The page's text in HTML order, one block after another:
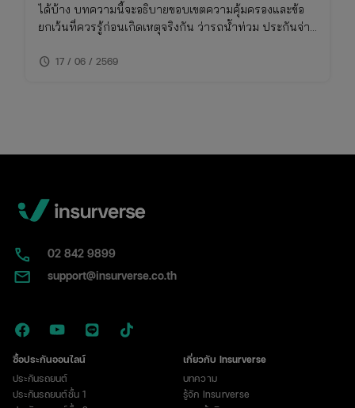
ได้บ้าง บทความนี้จะอธิบายขอบเขตความคุ้มครองและข้อ
ยกเว้นที่ควรรู้ก่อนเกิดเหตุจริงกัน ว่ารถน้ําท่วม ประกันจ่าย
ของคุณ
schedule 17 / 06 / 2569
02​ 842 9899
support@insurverse.co.th
ซื้อประกันออนไลน์
ประกันรถยนต์
ประกันรถยนต์ชั้น 1
เกี่ยวกับ Insurverse
บทความ
รู้จัก Insurverse